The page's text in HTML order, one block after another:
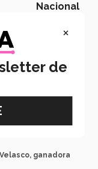
Nacional
2018,
2018, Actúa
ganadora
×
de